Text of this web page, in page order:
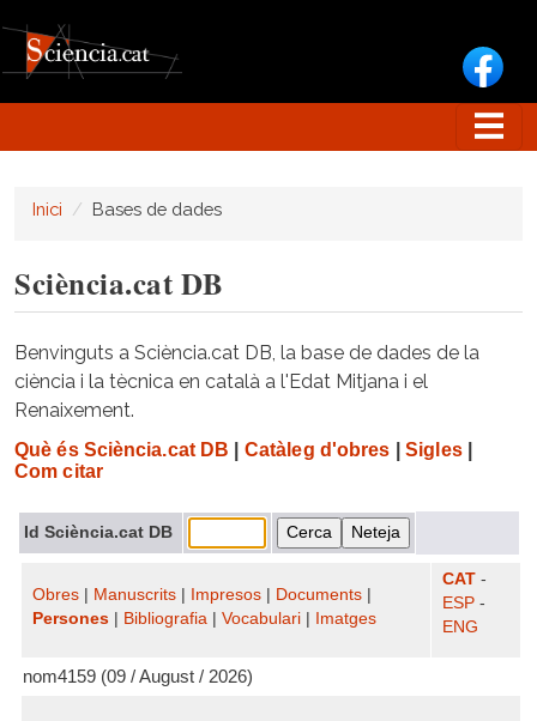
Inici Bases de dades
Sciència.cat DB
Benvinguts a Sciència.cat DB, la base de dades de la
ciència i la tècnica en català a l'Edat Mitjana i el
Renaixement.
Què és Sciència.cat DB Catàleg d'obres Sigles|
Com citar
Id Sciència.cat DB
Obres Manuscrits Impresos Documents
Persones
Bibliografia Vocabulari Imatges
CAT -
ESP -
ENG
nom4159 (09 / August / 2026)